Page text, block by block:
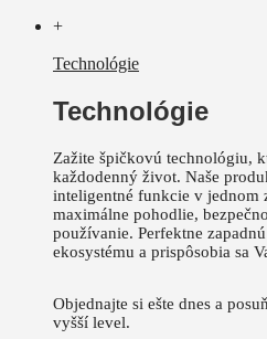
+
Technológie
Technológie
Zažite špičkovú technológiu,
každodenný život. Naše
inteligentné funkcie v jednom
maximálne pohodlie,
používanie. Perfektne
ekosystému a prispôsobia sa
Objednajte si ešte dnes a
vyšší level.